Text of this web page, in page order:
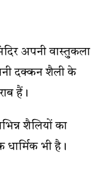
अपनी वास्तुकला
दक्कन शैली के
हैं।
शैलियों का
भी है।